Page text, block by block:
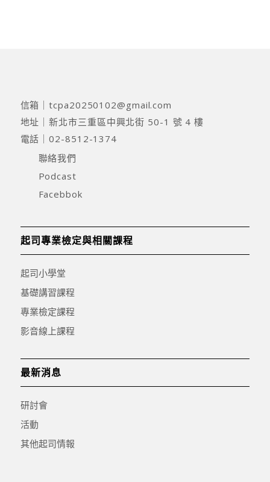
信箱｜tcpa20250102@gmail.com
地址｜新北市三重區中興北街 50-1 號 4 樓
電話｜02-8512-1374
聯絡我們
Podcast
Facebbok
起司專業檢定與相關課程
起司小學堂
基礎講習課程
專業檢定課程
影音線上課程
最新消息
研討會
活動
其他起司情報